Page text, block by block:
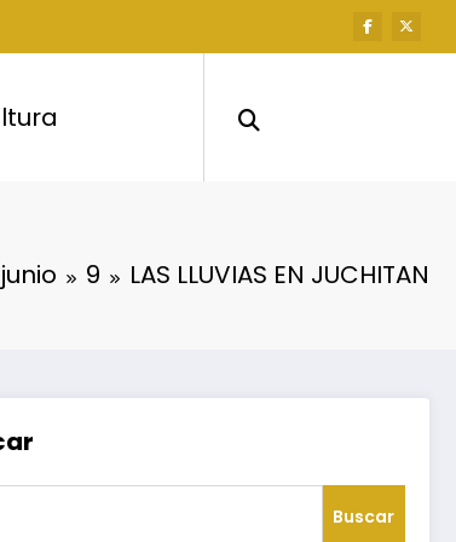
junio 9 LAS LLUVIAS EN JUCHITAN
Buscar